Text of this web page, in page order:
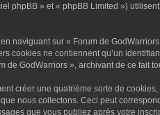
phpBB » et « phpBB Limited »)
naviguant sur « Forum de
cookies ne contiennent qu’un
GodWarriors », archivant de ce fait
créer une quatrième sorte de
nous collectons. Ceci peut
que vous publiez après votre